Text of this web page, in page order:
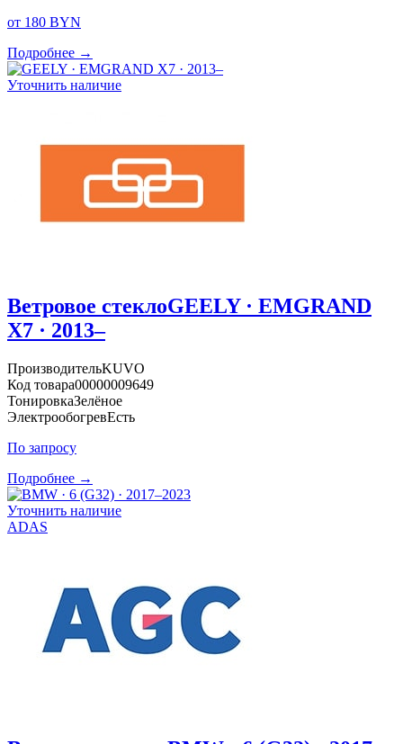
от 180 BYN
Подробнее →
Уточнить наличие
Ветровое стеклоGEELY · EMGRAND
X7 · 2013–
ПроизводительKUVO
Код товара00000009649
ТонировкаЗелёное
ЭлектрообогревЕсть
По запросу
Подробнее →
Уточнить наличие
ADAS